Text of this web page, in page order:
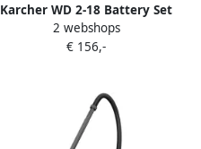
Karcher WD 2-18 Battery Set
V-12 18 Accu Nat- en
droogstofzuiger 1.628-501.0
2 webshops
€ 156,-